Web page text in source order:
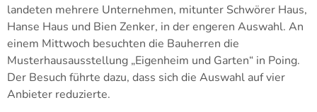
landeten mehrere Unternehmen, mitunter Schwörer Haus,
Hanse Haus und Bien Zenker, in der engeren Auswahl. An
einem Mittwoch besuchten die Bauherren die
Musterhausausstellung „Eigenheim und Garten“ in Poing.
Der Besuch führte dazu, dass sich die Auswahl auf vier
Anbieter reduzierte.